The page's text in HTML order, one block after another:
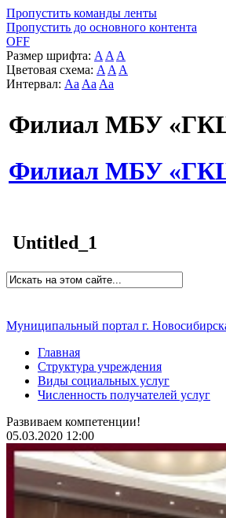
Пропустить команды ленты
Пропустить до основного контента
OFF
Размер шрифта: A A A
Цветовая схема: A A A
Интервал: Aa Aa Aa
Филиал МБУ
Филиал МБУ
Untitled_1
Муниципальный портал г.
Главная
Структура учреждения
Виды социальных услуг
Численность получателей услуг
Развиваем компетенции!
05.03.2020 12:00